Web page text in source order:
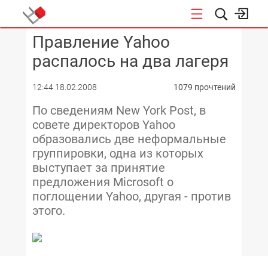
КОНФЕРЕНЦИИ
Правление Yahoo
распалось на два лагеря
12:44 18.02.2008 1079 прочтений
По сведениям New York Post, в
совете директоров Yahoo
образовались две неформальные
группировки, одна из которых
выступает за принятие
предложения Microsoft о
поглощении Yahoo, другая - против
этого.